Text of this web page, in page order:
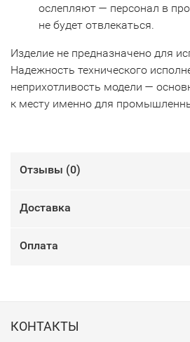
ослепляют — персонал в
не будет отвлекаться.
Изделие не предназначено для
Надежность технического
неприхотливость модели —
к месту именно для
Отзывы (0)
Доставка
Оплата
КОНТАКТЫ